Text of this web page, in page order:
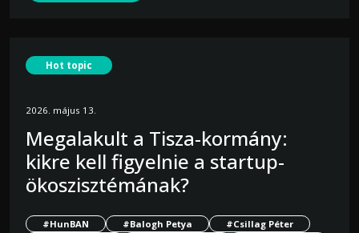
Hot topic
2026. május 13.
Megalakult a Tisza-kormány:
kikre kell figyelnie a startup-
ökoszisztémának?
#HunBAN #Balogh Petya
#Csillag Péter